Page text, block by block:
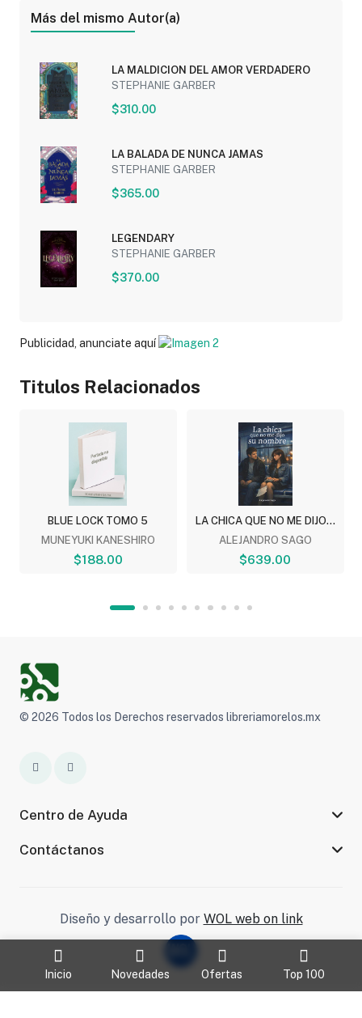
Inicio Novedades Ofertas Top 100
Más del mismo Autor(a)
LA MALDICION DEL AMOR VERDADERO
STEPHANIE GARBER
$310.00
LA BALADA DE NUNCA JAMAS
STEPHANIE GARBER
$365.00
LEGENDARY
STEPHANIE GARBER
$370.00
Publicidad, anunciate aquí
Titulos Relacionados
BLUE LOCK TOMO 5
MUNEYUKI KANESHIRO
$188.00
LA CHICA QUE NO ME DIJO...
ALEJANDRO SAGO
$639.00
© 2026 Todos los Derechos reservados libreriamorelos.mx
Centro de Ayuda
Contáctanos
Diseño y desarrollo por WOL web on link